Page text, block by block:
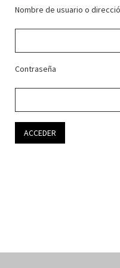
Nombre de usuario o
Contraseña